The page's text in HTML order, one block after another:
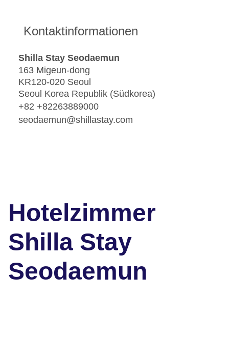
Kontaktinformationen
Shilla Stay Seodaemun
163 Migeun-dong
KR120-020 Seoul
Seoul Korea Republik (Südkorea)
+82 +82263889000
seodaemun@shillastay.com
Hotelzimmer
Shilla Stay
Seodaemun